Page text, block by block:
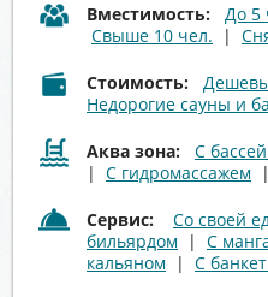
Вместимость: До 5
Свыше 10 чел. |
Стоимость:
Недорогие сауны и
Аква зона: С
| С гидромассажем |
Сервис: Со своей
бильярдом | С
кальяном | С